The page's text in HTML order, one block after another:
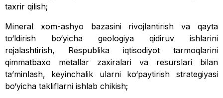
taxrir qilish;
Mineral xom-ashyo bazasini rivojlantirish va qayta
to‘ldirish bo‘yicha geologiya qidiruv ishlarini
rejalashtirish, Respublika iqtisodiyot tarmoqlarini
qimmatbaxo metallar zaxiralari va resurslari bilan
ta’minlash, keyinchalik ularni ko‘paytirish strategiyasi
bo‘yicha takliflarni ishlab chikish;